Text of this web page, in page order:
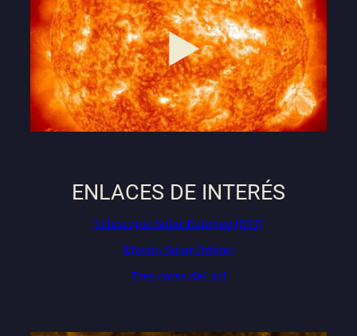
Play
11:43
Mute Settings
Enter
Play
ENLACES DE INTERÉS
Telescopio Solar Europeo (EST)
Misión Solar Orbiter
Tres caras del sol